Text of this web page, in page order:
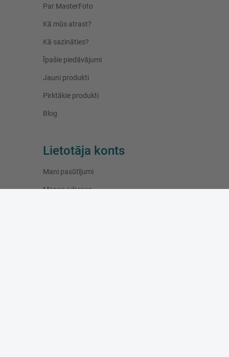
Par MasterFoto
Kā mūs atrast?
Kā sazināties?
Īpašie piedāvājumi
Jauni produkti
Pirktākie produkti
Blog
Lietotāja konts
Mani pasūtījumi
Manas adreses